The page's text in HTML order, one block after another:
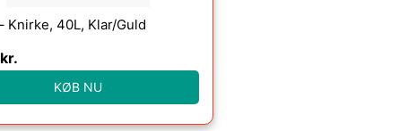
Knirke, 40L, Klar/Guld
kr.
KØB NU